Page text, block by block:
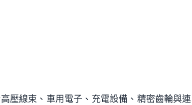
壓線束、車用電子、充電設備、精密齒輪與連